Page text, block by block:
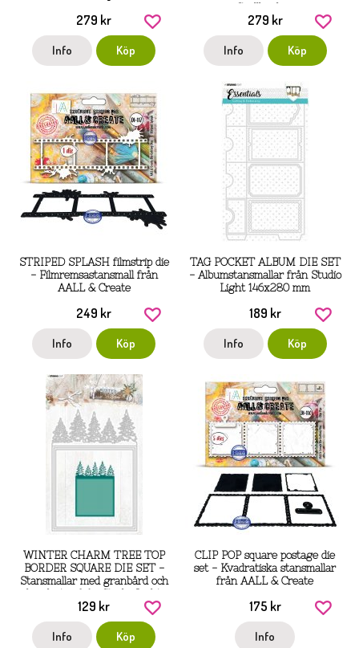
279 kr
Info Köp
279 kr
Info Köp
STRIPED SPLASH filmstrip die
- Filmremsastansmall från
AALL & Create
249 kr
Info Köp
TAG POCKET ALBUM DIE SET
- Albumstansmallar från Studio
Light 146x280 mm
189 kr
Info Köp
WINTER CHARM TREE TOP
BORDER SQUARE DIE SET -
Stansmallar med granbård och
142x202 mm
129 kr
Info Köp
CLIP POP square postage die
set - Kvadratiska stansmallar
från AALL & Create
175 kr
Info